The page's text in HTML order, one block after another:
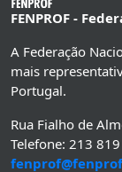
FENPROF -
A Federação
mais
Portugal.
Rua Fialho de
Telefone: 213